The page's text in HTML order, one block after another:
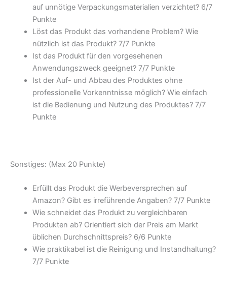
auf unnötige Verpackungsmaterialien verzichtet? 6/7
Punkte
Löst das Produkt das vorhandene Problem? Wie
nützlich ist das Produkt? 7/7 Punkte
Ist das Produkt für den vorgesehenen
Anwendungszweck geeignet? 7/7 Punkte
Ist der Auf- und Abbau des Produktes ohne
professionelle Vorkenntnisse möglich? Wie einfach
ist die Bedienung und Nutzung des Produktes? 7/7
Punkte
Sonstiges: (Max 20 Punkte)
Erfüllt das Produkt die Werbeversprechen auf
Amazon? Gibt es irreführende Angaben? 7/7 Punkte
Wie schneidet das Produkt zu vergleichbaren
Produkten ab? Orientiert sich der Preis am Markt
üblichen Durchschnittspreis? 6/6 Punkte
Wie praktikabel ist die Reinigung und Instandhaltung?
7/7 Punkte